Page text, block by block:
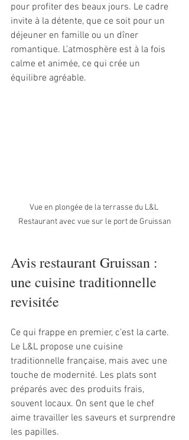
pour profiter des beaux jours. Le cadre
invite à la détente, que ce soit pour un
déjeuner en famille ou un dîner
romantique. L’atmosphère est à la fois
calme et animée, ce qui crée un
équilibre agréable.
Vue en plongée de la terrasse du L&L
Restaurant avec vue sur le port de Gruissan
Avis restaurant Gruissan :
une cuisine traditionnelle
revisitée
Ce qui frappe en premier, c’est la carte.
Le L&L propose une cuisine
traditionnelle française, mais avec une
touche de modernité. Les plats sont
préparés avec des produits frais,
souvent locaux. On sent que le chef
aime travailler les saveurs et surprendre
les papilles.